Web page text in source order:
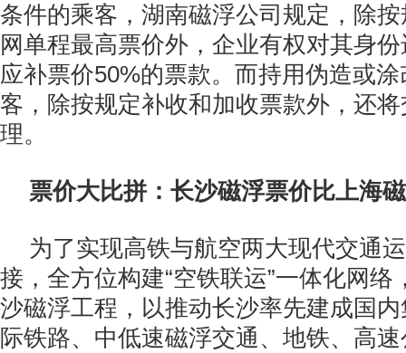
条件的乘客，湖南磁浮公司规定，除
网单程最高票价外，企业有权对其身
应补票价50%的票款。而持用伪造或
客，除按规定补收和加收票款外，还
理。
票价大比拼：长沙磁浮票价比上海
为了实现高铁与航空两大现代交通
接，全方位构建“空铁联运”一体化网络
沙磁浮工程，以推动长沙率先建成国
际铁路、中低速磁浮交通、地铁、高